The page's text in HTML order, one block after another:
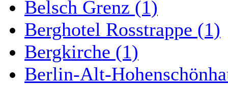
Belsch Grenz (1)
Berghotel Rosstrappe (1)
Bergkirche (1)
Berlin-Alt-